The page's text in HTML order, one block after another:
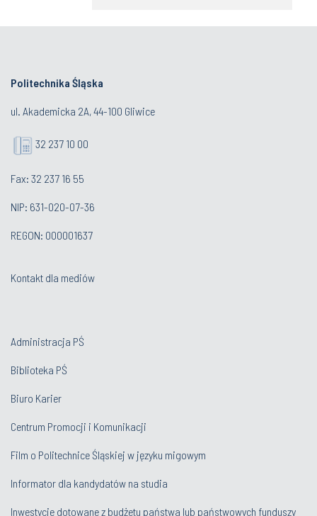
Politechnika Śląska
ul. Akademicka 2A, 44-100 Gliwice
32 237 10 00
Fax: 32 237 16 55
NIP: 631-020-07-36
REGON: 000001637
Kontakt dla mediów
Administracja PŚ
Biblioteka PŚ
Biuro Karier
Centrum Promocji i Komunikacji
Film o Politechnice Śląskiej w języku migowym
Informator dla kandydatów na studia
Inwestycje dotowane z budżetu państwa lub państwowych funduszy